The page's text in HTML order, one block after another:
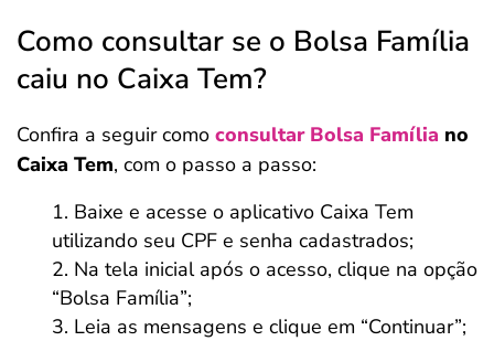
Como consultar se o Bolsa Família
caiu no Caixa Tem?
Confira a seguir como consultar Bolsa Família no
Caixa Tem, com o passo a passo:
Baixe e acesse o aplicativo Caixa Tem
utilizando seu CPF e senha cadastrados;
Na tela inicial após o acesso, clique na opção
“Bolsa Família”;
Leia as mensagens e clique em “Continuar”;